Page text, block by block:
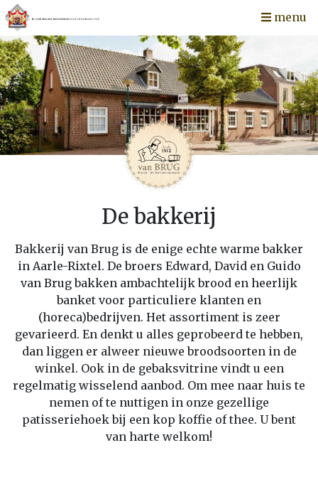
menu
De bakkerij
Bakkerij van Brug is de enige echte warme bakker
in Aarle-Rixtel. De broers Edward, David en Guido
van Brug bakken ambachtelijk brood en heerlijk
banket voor particuliere klanten en
(horeca)bedrijven. Het assortiment is zeer
gevarieerd. En denkt u alles geprobeerd te hebben,
dan liggen er alweer nieuwe broodsoorten in de
winkel. Ook in de gebaksvitrine vindt u een
regelmatig wisselend aanbod. Om mee naar huis te
nemen of te nuttigen in onze gezellige
patisseriehoek bij een kop koffie of thee. U bent
van harte welkom!